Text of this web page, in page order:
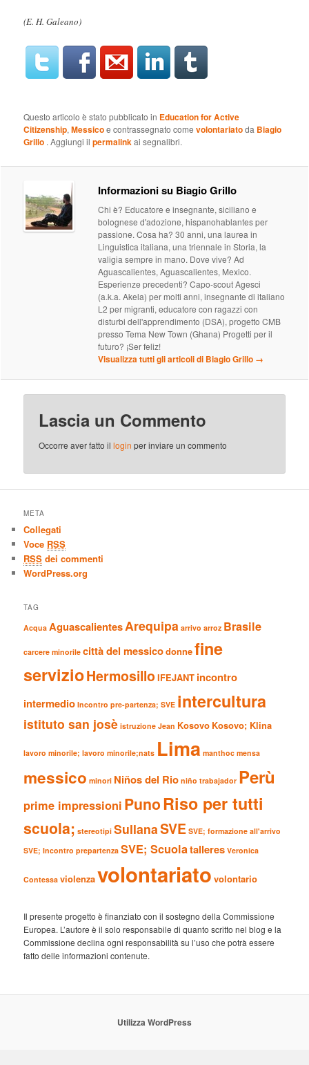
(E. H. Galeano)
Questo articolo è stato pubblicato in Education for Active
Citizenship,Messicoe contrassegnato comevolontariatoda Biagio
Grillo . Aggiungi ilpermalinkai segnalibri.
Informazioni su Biagio Grillo
Chi è? Educatore e insegnante, siciliano e
bolognese d'adozione, hispanohablantes per
passione. Cosa ha? 30 anni, una laurea in
Linguistica italiana, una triennale in Storia, la
valigia sempre in mano. Dove vive? Ad
Aguascalientes, Aguascalientes, Mexico.
Esperienze precedenti? Capo-scout Agesci
(a.k.a. Akela) per molti anni, insegnante di italiano
L2 per migranti, educatore con ragazzi con
disturbi dell'apprendimento (DSA), progetto CMB
presso Tema New Town (Ghana) Progetti per il
futuro? ¡Ser feliz!
Visualizza tutti gli articoli di Biagio Grillo →
Lascia un Commento
Occorre aver fatto illogin per inviare un commento
META
Collegati
Voce RSS
RSS dei commenti
WordPress.org
TAG
Acqua AguascalientesArequipa arrivo arroz Brasile
carcere minorile città del messicodonnefine
servizioHermosilloIFEJANT incontro
intermedio Incontro pre-partenza; SVE intercultura
istituto san josè istruzione Jean Kosovo Kosovo; Klina
lavoro minorile; lavoro minorile;nats Lima manthoc mensa
messico minori Niños del Rio niño trabajador Perù
prime impressioni PunoRiso per tutti
scuola; stereotipi SullanaSVE SVE; formazione all'arrivo
SVE; Incontro prepartenza SVE; Scuolatalleres Veronica
Contessa violenzavolontariato volontario
Il presente progetto è finanziato con il sostegno della Commissione
Europea. L’autore è il solo responsabile di quanto scritto nel blog e la
Commissione declina ogni responsabilità su l’uso che potrà essere
fatto delle informazioni contenute.
Utilizza WordPress